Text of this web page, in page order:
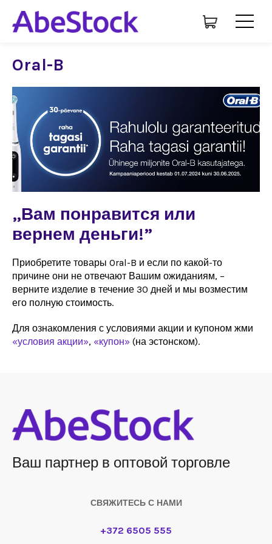
Oral-B
„Вам понравится или
вернем деньги!”
Приобретите товары Oral-B и если по какой-то
причине они не отвечают Вашим ожиданиям, –
верните изделие в течение 30 дней и мы возместим
его полную стоимость.
Для ознакомления с условиями акции и купоном жми
«условия акции», «купон» (на эстонском).
Ваш партнер в оптовой торговле
СВЯЖИТЕСЬ С НАМИ
+372 6505 555